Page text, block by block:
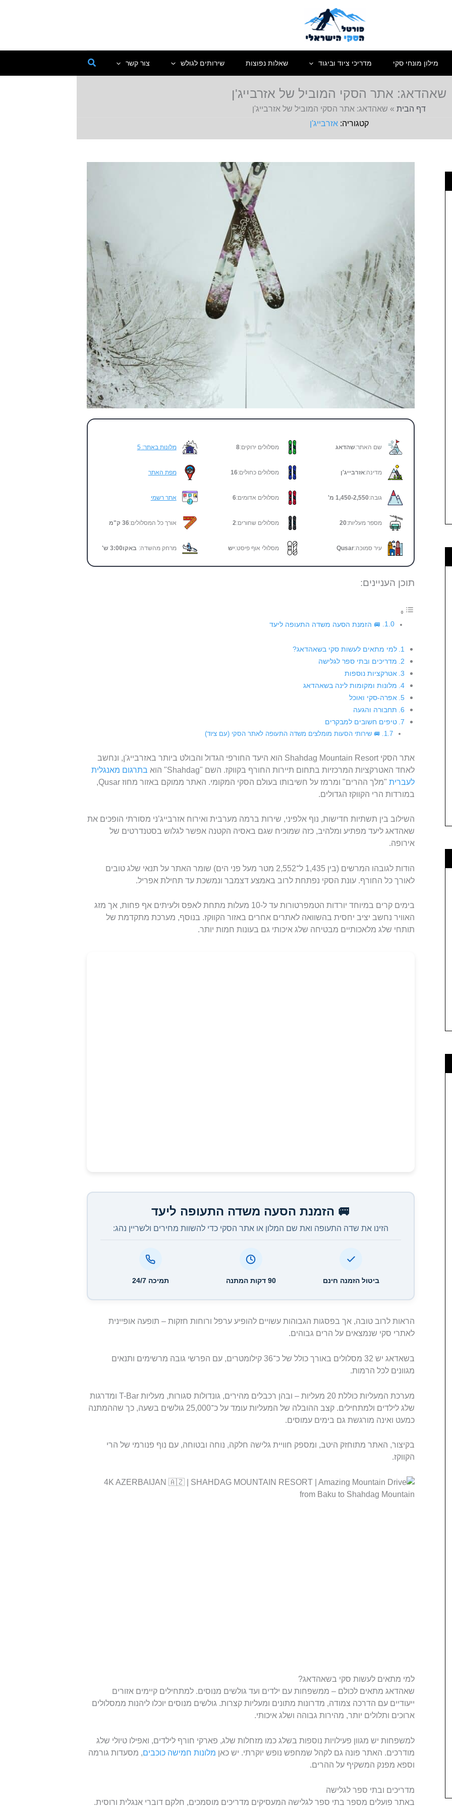
מילון מונחי סקי מדריכי ציוד וביגוד שאלות נפוצות שירותים לגולש צור קשר
שאהדאג: אתר הסקי המוביל של אזרבייג'ן
דף הבית » שאהדאג: אתר הסקי המוביל של אזרבייג'ן
אזרבייג'ן
שם האתר:שהדאג מסלולים ירוקים:8 מלונות באתר: 5
מדינה:אזרבייג'ן מסלולים כחולים:16 מפת האתר
גובה:1,450-2,550 מ' מסלולים אדומים:6 אתר רשמי
מספר מעליות:20 מסלולים שחורים:2 אורך כל המסלולים:36 ק"מ
עיר סמוכה:Qusar מסלולי אוף פיסט:יש מרחק מהשדה: באקו3:00 ש'
תוכן העניינים:
🚐 הזמנת הסעה משדה התעופה ליעד
למי מתאים לעשות סקי בשאהדאג?
מדריכים ובתי ספר לגלישה
אטרקציות נוספות
מלונות ומקומות לינה בשאהדאג
אפרה-סקי ואוכל
תחבורה והגעה
טיפים חשובים למבקרים
🚐 שירותי הסעות מומלצים משדה התעופה לאתר הסקי (עם ציוד)
אתר הסקי Shahdag Mountain Resort הוא היעד החורפי הגדול והבולט ביותר באזרבייג'ן, ונחשב
לאחד האטרקציות המרכזיות בתחום תיירות החורף בקווקז. השם "Shahdag" הוא
בתרגום מאנגלית
לעברית
"מלך ההרים" ומרמז על חשיבותו בעולם הסקי המקומי. האתר ממוקם באזור מחוז Qusar,
במורדות הרי הקווקז הגדולים.
השילוב בין תשתיות חדישות, נוף אלפיני, שירות ברמה מערבית ואירוח אזרבייג’ני מסורתי הופכים את
שאהדאג ליעד מפתיע ומלהיב, כזה שמוכיח שגם באסיה הקטנה אפשר לגלוש בסטנדרטים של
אירופה.
הודות לגובהו המרשים (בין 1,435 ל־2,552 מטר מעל פני הים) שומר האתר על תנאי שלג טובים
לאורך כל החורף. עונת הסקי נפתחת לרוב באמצע דצמבר ונמשכת עד תחילת אפריל.
בימים קרים במיוחד יורדות הטמפרטורות עד ל-10 מעלות מתחת לאפס ולעיתים אף פחות, אך מזג
האוויר נחשב יציב יחסית בהשוואה לאתרים אחרים באזור הקווקז. בנוסף, מערכת מתקדמת של
תותחי שלג מלאכותיים מבטיחה שלג איכותי גם בעונות חמות יותר.
🚐 הזמנת הסעה משדה התעופה ליעד
הזינו את שדה התעופה ואת שם המלון או אתר הסקי כדי להשוות מחירים ולשריין נהג:
ביטול הזמנה חינם 90 דקות המתנה תמיכה 24/7
הראות לרוב טובה, אך בפסגות הגבוהות עשויים להופיע ערפל ורוחות חזקות – תופעה אופיינית
לאתרי סקי שנמצאים על הרים גבוהים.
בשאדאג יש 32 מסלולים באורך כולל של כ־36 קילומטרים, עם הפרשי גובה מרשימים ותנאים
מגוונים לכל הרמות.
מערכת המעליות כוללת 20 מעליות – ובהן רכבלים מהירים, גונדולות סגורות, מעליות T-Bar ומדרגות
שלג לילדים ולמתחילים. קצב ההובלה של המעליות עומד על כ־25,000 גולשים בשעה, כך שההמתנה
כמעט ואינה מורגשת גם בימים עמוסים.
בקיצור, האתר מתוחזק היטב, ומספק חוויית גלישה חלקה, נוחה ובטוחה, עם נוף פנורמי של הרי
הקווקז.
למי מתאים לעשות סקי בשאהדאג?
שאהדאג מתאים לכולם – ממשפחות עם ילדים ועד גולשים מנוסים. למתחילים קיימים אזורים
ייעודיים עם הדרכה צמודה, מדרונות מתונים ומעליות קצרות. גולשים מנוסים יוכלו ליהנות ממסלולים
ארוכים ותלולים יותר, מהירות גבוהה ושלג איכותי.
למשפחות יש מגוון פעילויות נוספות בשלג כמו מזחלות שלג, פארקי חורף לילדים, ואפילו טיולי שלג
מודרכים. האתר פונה גם לקהל שמחפש נופש יוקרתי. יש כאן מלונות חמישה כוכבים, מסעדות גורמה
וספא מפנק המשקיף על ההרים.
מדריכים ובתי ספר לגלישה
באתר פועלים מספר בתי ספר לגלישה המעסיקים מדריכים מוסמכים, חלקם דוברי אנגלית ורוסית.